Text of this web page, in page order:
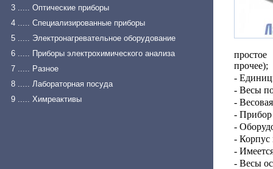
3 ..... Оптические приборы
4 ..... Специализированные приборы
5 ..... Электронагревательное оборудование
6 ..... Приборы электрохимического анализа
7 ..... Разное
8 ..... Лабораторная посуда
9 ..... Химреактивы
прочее);
-
- Весы
-
- Прибор
-
- Корпус
-
- Весы